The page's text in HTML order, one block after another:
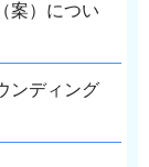
案）につい
ンディング